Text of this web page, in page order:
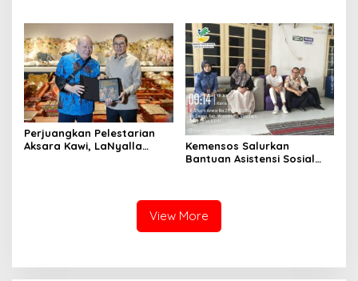
Perjuangkan Pelestarian
Aksara Kawi, LaNyalla
Kemensos Salurkan
Bantuan Asistensi Sosial
View More